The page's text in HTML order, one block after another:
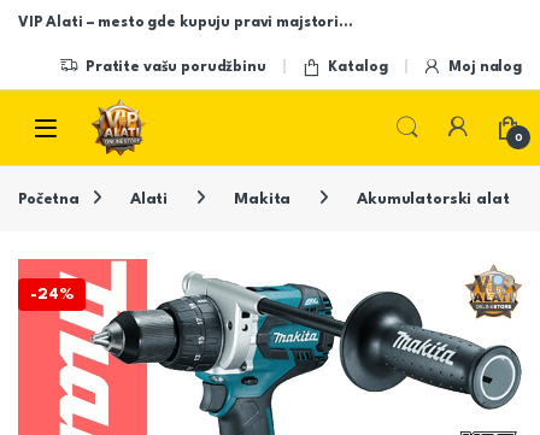
Skip to navigation
Skip to content
VIP Alati – mesto gde kupuju pravi majstori…
Pratite vašu porudžbinu Katalog Moj nalog
Open
0
Početna Alati Makita Akumulatorski alat
-24%